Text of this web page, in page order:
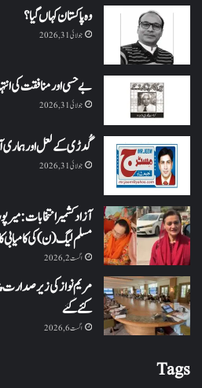
وہ پاکستان کہاں گیا؟
جولائی 31, 2026
بے حسی اور منافقت کی
جولائی 31, 2026
گُدڑی کے لعل اور ہماری
جولائی 31, 2026
آزاد کشمیر انتخابات:
مسلم لیگ (ن) کی کامیابی
اگست 2, 2026
کئے گئے
اگست 6, 2026
Tags